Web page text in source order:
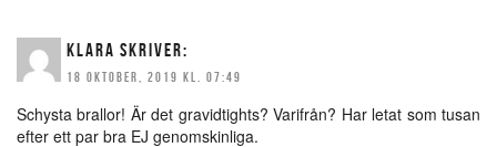
KLARA SKRIVER:
18 OKTOBER, 2019 KL. 07:49
Schysta brallor! Är det gravidtights? Varifrån? Har letat som tusan
efter ett par bra EJ genomskinliga.